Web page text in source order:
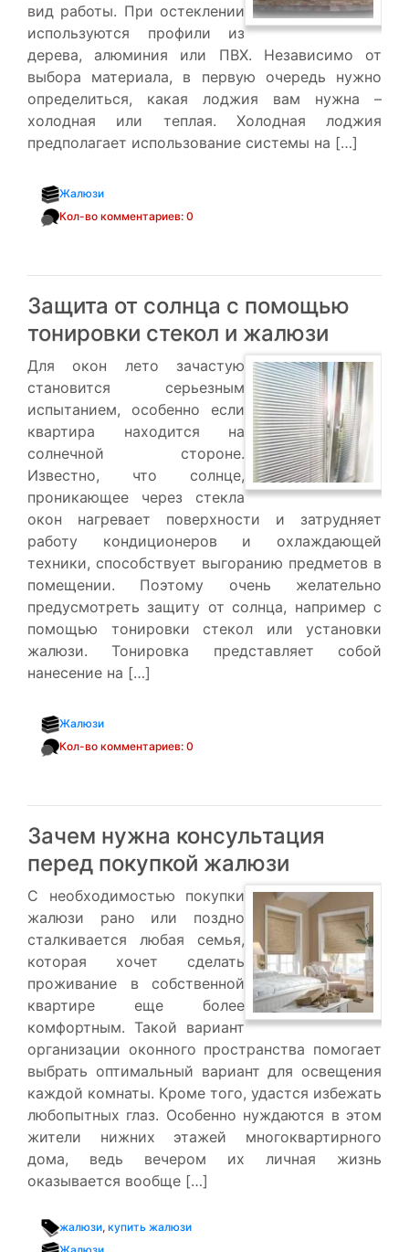
вид работы. При остеклении
используются профили из
дерева, алюминия или ПВХ. Независимо от
выбора материала, в первую очередь нужно
определиться, какая лоджия вам нужна –
холодная или теплая. Холодная лоджия
предполагает использование системы на […]
Жалюзи
Кол-во комментариев: 0
Защита от солнца с помощью
тонировки стекол и жалюзи
Для окон лето зачастую
становится серьезным
испытанием, особенно если
квартира находится на
солнечной стороне.
Известно, что солнце,
проникающее через стекла
окон нагревает поверхности и затрудняет
работу кондиционеров и охлаждающей
техники, способствует выгоранию предметов в
помещении. Поэтому очень желательно
предусмотреть защиту от солнца, например с
помощью тонировки стекол или установки
жалюзи. Тонировка представляет собой
нанесение на […]
Жалюзи
Кол-во комментариев: 0
Зачем нужна консультация
перед покупкой жалюзи
С необходимостью покупки
жалюзи рано или поздно
сталкивается любая семья,
которая хочет сделать
проживание в собственной
квартире еще более
комфортным. Такой вариант
организации оконного пространства помогает
выбрать оптимальный вариант для освещения
каждой комнаты. Кроме того, удастся избежать
любопытных глаз. Особенно нуждаются в этом
жители нижних этажей многоквартирного
дома, ведь вечером их личная жизнь
оказывается вообще […]
жалюзи, купить жалюзи